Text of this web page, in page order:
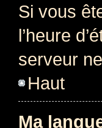
Si vous
l’heure
serveur
Haut
Ma